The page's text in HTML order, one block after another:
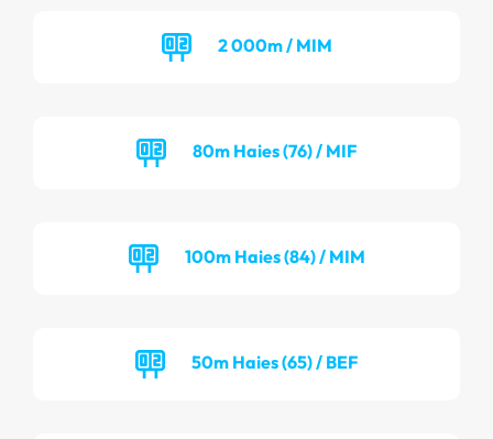
2 000m / MIM
80m Haies (76) / MIF
100m Haies (84) / MIM
50m Haies (65) / BEF